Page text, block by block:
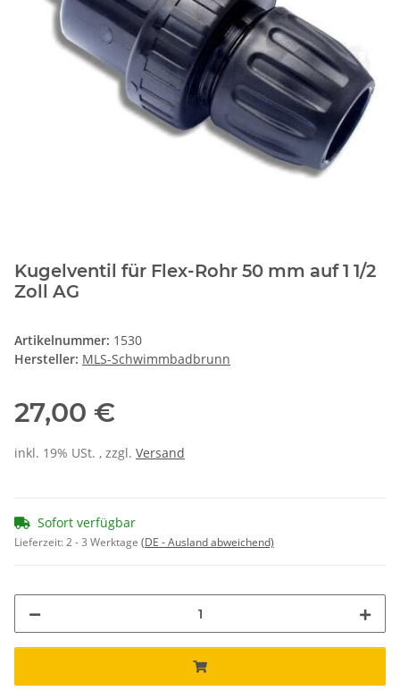
Kugelventil für Flex-Rohr 50 mm auf 1 1/2
Zoll AG
Artikelnummer: 1530
Hersteller: MLS-Schwimmbadbrunn
27,00 €
inkl. 19% USt. , zzgl. Versand
Sofort verfügbar
Lieferzeit:2 - 3 Werktage (DE - Ausland abweichend)